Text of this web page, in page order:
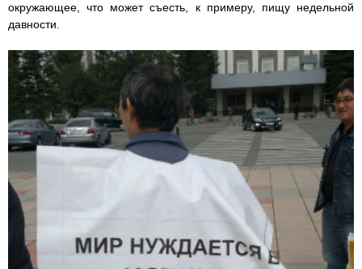
окружающее, что может съесть, к примеру, пищу недельной
давности.